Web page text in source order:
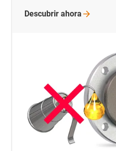
Descubrir ahora